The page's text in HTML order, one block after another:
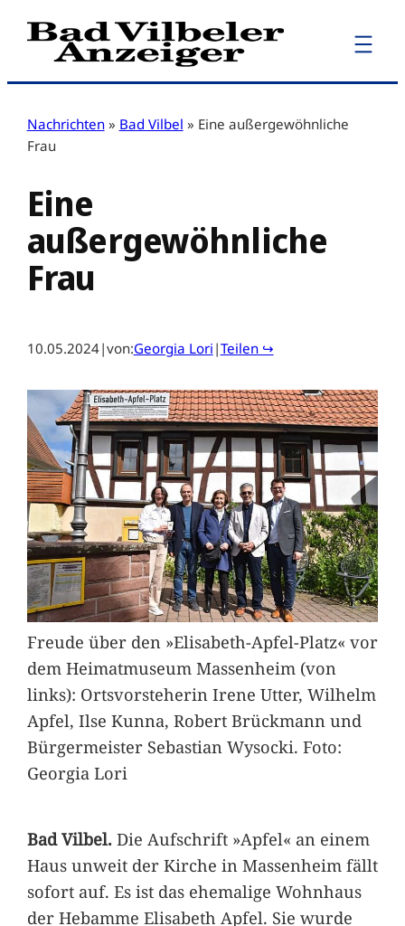
Zum
Inhalt
Nachrichten » Bad Vilbel » Eine außergewöhnliche
Frau
Eine
außergewöhnliche
Frau
10.05.2024|von:Georgia Lori |Teilen ↪
Freude über den »Elisabeth-Apfel-Platz« vor
dem Heimatmuseum Massenheim (von
links): Ortsvorsteherin Irene Utter, Wilhelm
Apfel, Ilse Kunna, Robert Brückmann und
Bürgermeister Sebastian Wysocki. Foto:
Georgia Lori
Bad Vilbel.Die Aufschrift »Apfel« an einem
Haus unweit der Kirche in Massenheim fällt
sofort auf. Es ist das ehemalige Wohnhaus
der Hebamme Elisabeth Apfel. Sie wurde